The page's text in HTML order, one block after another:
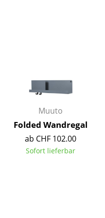
Muuto
Folded Wandregal
ab CHF 102.00
Sofort lieferbar